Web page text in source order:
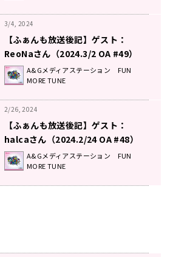
3/4, 2024
【ふぁんも放送後記】ゲスト：
ReoNaさん（2024.3/2 OA #49）
A&Gメディアステーション FUN
MORE TUNE
2/26, 2024
【ふぁんも放送後記】ゲスト：
halcaさん（2024.2/24 OA #48）
A&Gメディアステーション FUN
MORE TUNE